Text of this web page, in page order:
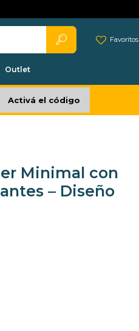
Outlet
Favoritos
Activá el código
Minimal con
– Diseño